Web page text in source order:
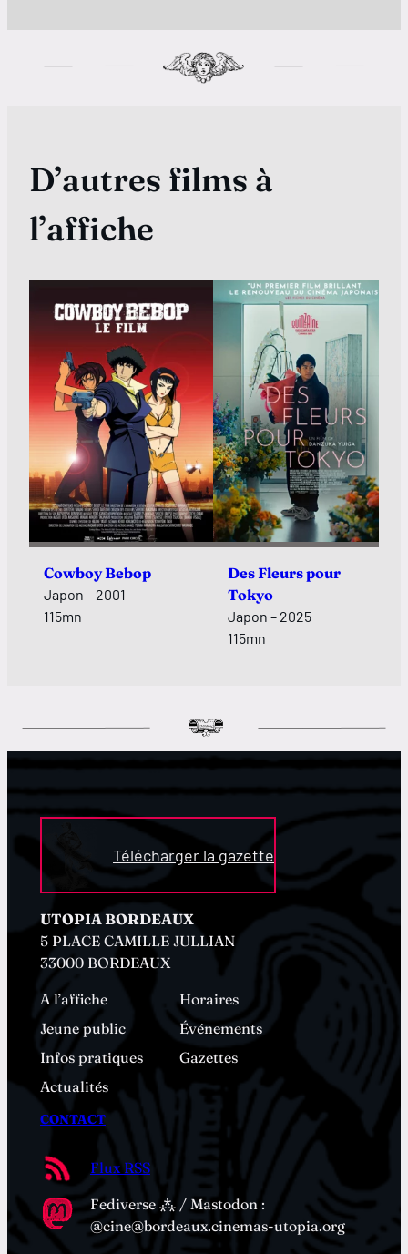
D’autres films à
l’affiche
Cowboy Bebop
Japon – 2001
115mn
Des Fleurs pour
Tokyo
Japon – 2025
115mn
Télécharger la gazette
UTOPIA BORDEAUX
5 PLACE CAMILLE JULLIAN
33000 BORDEAUX
A l’affiche
Horaires
Jeune public
Événements
Infos pratiques
Gazettes
Actualités
CONTACT
Flux RSS
Fediverse ⁂ / Mastodon :
@cine@bordeaux.cinemas-utopia.org